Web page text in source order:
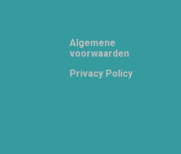
Footer
Algemene
voorwaarden
Privacy Policy